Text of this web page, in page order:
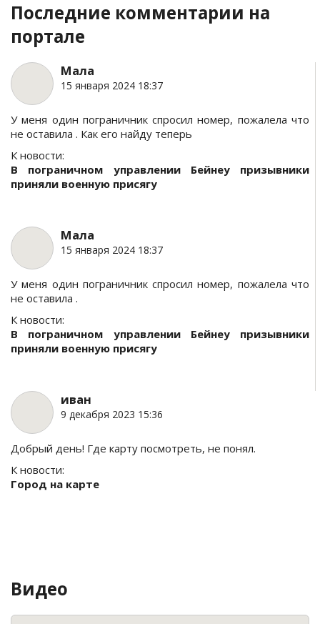
Последние комментарии на
портале
Мала
15 января 2024 18:37
У меня один пограничник спросил номер, пожалела что
не оставила . Как его найду теперь
К новости:
В пограничном управлении Бейнеу призывники
приняли военную присягу
Мала
15 января 2024 18:37
У меня один пограничник спросил номер, пожалела что
не оставила .
К новости:
В пограничном управлении Бейнеу призывники
приняли военную присягу
иван
9 декабря 2023 15:36
Добрый день! Где карту посмотреть, не понял.
К новости:
Город на карте
Видео